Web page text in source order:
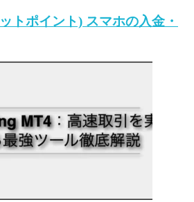
トポイント) スマホの入金・